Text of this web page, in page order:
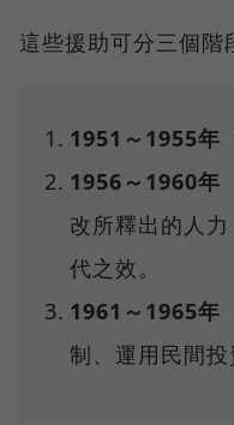
這些援助可分三個階
1951～1955年
1956～1960年
改所釋出的人
代之效。
1961～1965年
制、運用民間投